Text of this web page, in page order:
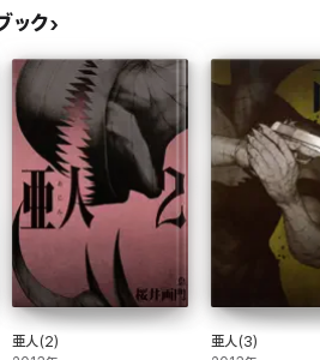
ック
亜人(2) 亜人(3)